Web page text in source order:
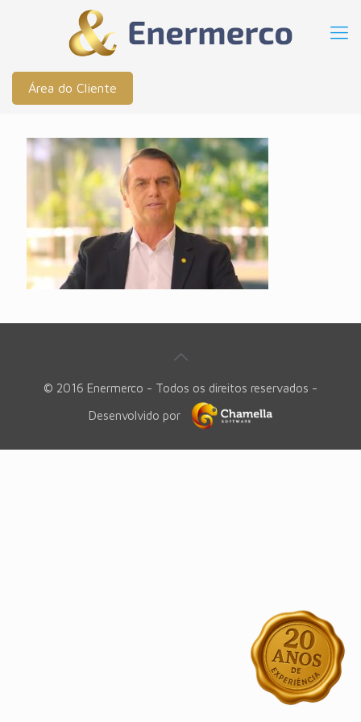
Área do Cliente
© 2016 Enermerco - Todos os direitos reservados -
Desenvolvido por